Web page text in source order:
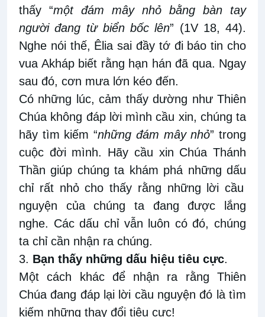
thấy “một đám mây nhỏ bằng bàn tay
người đang từ biển bốc lên” (1V 18, 44).
Nghe nói thế, Êlia sai đầy tớ đi báo tin cho
vua Akháp biết rằng hạn hán đã qua. Ngay
sau đó, cơn mưa lớn kéo đến.
Có những lúc, cảm thấy dường như Thiên
Chúa không đáp lời mình cầu xin, chúng ta
hãy tìm kiếm “những đám mây nhỏ” trong
cuộc đời mình. Hãy cầu xin Chúa Thánh
Thần giúp chúng ta khám phá những dấu
chỉ rất nhỏ cho thấy rằng những lời cầu
nguyện của chúng ta
đang được lắng
nghe. Các dấu chỉvẫn luôn cóđó, chúng
ta chỉ cần nhận ra chúng.
3. Bạn thấy những dấu hiệu tiêu cực.
Một cách khác để nhận ra rằng Thiên
Chúa đang đáp lại lời cầu nguyện đó là tìm
kiếm những thay đổi tiêu cực!